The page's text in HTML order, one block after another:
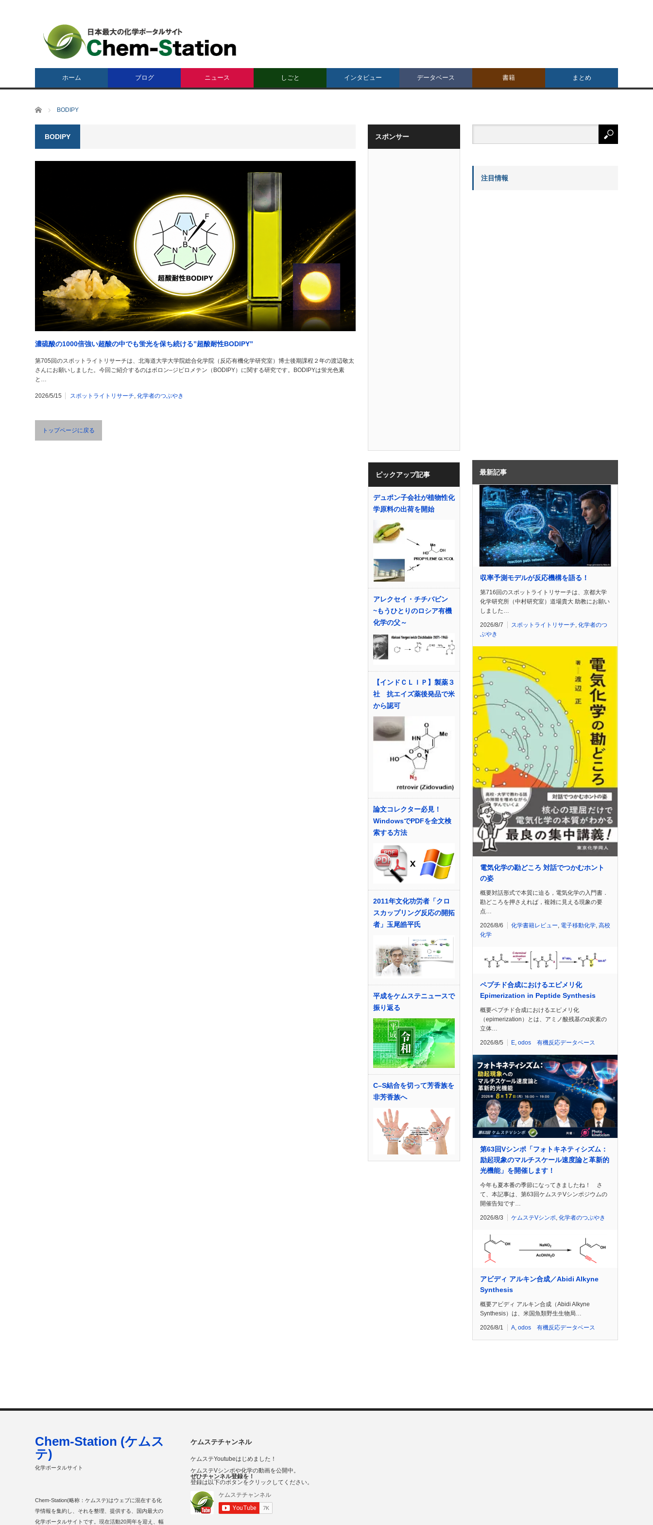
ホーム ブログ ニュース しごと インタビュー データベース 書籍 まとめ
ホーム BODIPY
BODIPY
濃硫酸の1000倍強い超酸の中でも蛍光を保ち続ける”超酸耐性BODIPY”
第705回のスポットライトリサーチは、北海道大学大学院総合化学院（反応有機化学研究室）博士後期課程２年の渡辺敬太
さんにお願いしました。今回ご紹介するのはボロン‒ジピロメテン（BODIPY）に関する研究です。BODIPYは蛍光色素
と…
2026/5/15 スポットライトリサーチ, 化学者のつぶやき
トップページに戻る
スポンサー
ピックアップ記事
デュポン子会社が植物性化
学原料の出荷を開始
アレクセイ・チチバビン
~もうひとりのロシア有機
化学の父～
【インドＣＬＩＰ】製薬３
社 抗エイズ薬後発品で米
から認可
論文コレクター必見！
WindowsでPDFを全文検
索する方法
2011年文化功労者「クロ
スカップリング反応の開拓
者」玉尾皓平氏
平成をケムステニュースで
振り返る
C–S結合を切って芳香族を
非芳香族へ
注目情報
最新記事
収率予測モデルが反応機構を語る！
第716回のスポットライトリサーチは、京都大学
化学研究所（中村研究室）道場貴大 助教にお願い
しました…
2026/8/7 スポットライトリサーチ 化学者のつ
ぶやき
電気化学の勘どころ 対話でつかむホント
の姿
概要対話形式で本質に迫る，電気化学の入門書．
勘どころを押さえれば，複雑に見える現象の要
点…
2026/8/6 化学書籍レビュー 電子移動化学 高校
化学
ペプチド合成におけるエピメリ化
Epimerization in Peptide Synthesis
概要ペプチド合成におけるエピメリ化
（epimerization）とは、アミノ酸残基のα炭素の
立体…
2026/8/5 E odos 有機反応データベース
第63回Vシンポ「フォトキネティシズム：
励起現象のマルチスケール速度論と革新的
光機能」を開催します！
今年も夏本番の季節になってきましたね！ さ
て、本記事は、第63回ケムステVシンポジウムの
開催告知です…
2026/8/3 ケムステVシンポ, 化学者のつぶやき
アビディ アルキン合成／Abidi Alkyne
Synthesis
概要アビディ アルキン合成（Abidi Alkyne
Synthesis）は、米国魚類野生生物局…
2026/8/1 A, odos 有機反応データベース
ケムステチャンネル
ケムステYoutubeはじめました！
ケムステVシンポや化学の動画を公開中。
ぜひチャンネル登録を！
登録は以下のボタンをクリックしてください。
Chem-Station (ケムス
テ)
化学ポータルサイト
Chem-Station(略称：ケムステ)はウェブに混在する化
学情報を集約し、それを整理、提供する、国内最大の
化学ポータルサイトです。現在活動20周年を迎え、幅